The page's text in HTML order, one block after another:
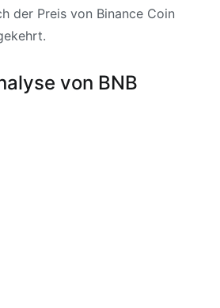
der Preis von Binance Coin
von BNB